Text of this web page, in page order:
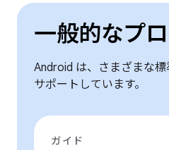
一般的なプ
Android は、さまざまな
サポートしています。
ガイド